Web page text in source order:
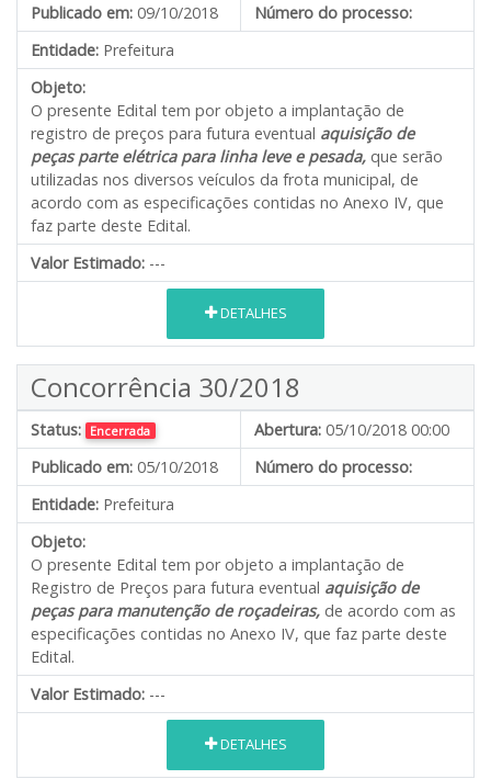
Publicado em: 09/10/2018
Número do processo:
Entidade: Prefeitura
Objeto:
O presente Edital tem por objeto a implantação de
registro de preços para futura eventual aquisição de
peças parte elétrica para linha leve e pesada, que serão
utilizadas nos diversos veículos da frota municipal, de
acordo com as especificações contidas no Anexo IV, que
faz parte deste Edital.
Valor Estimado: ---
DETALHES
Concorrência 30/2018
Status: Encerrada Abertura: 05/10/2018 00:00
Publicado em: 05/10/2018
Número do processo:
Entidade: Prefeitura
Objeto:
O presente Edital tem por objeto a implantação de
Registro de Preços para futura eventual aquisição de
peças para manutenção de roçadeiras, de acordo com as
especificações contidas no Anexo IV, que faz parte deste
Edital.
Valor Estimado: ---
DETALHES